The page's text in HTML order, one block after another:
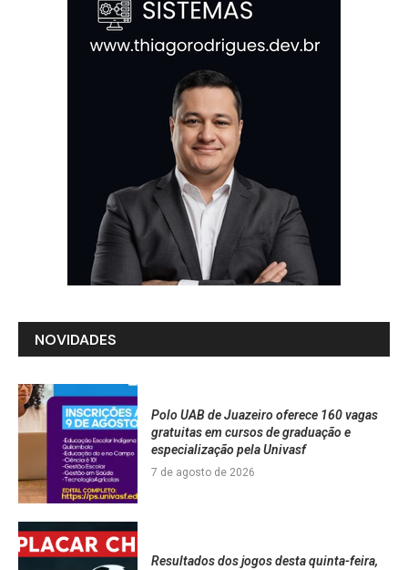
NOVIDADES
Polo UAB de Juazeiro oferece 160 vagas
gratuitas em cursos de graduação e
especialização pela Univasf
7 de agosto de 2026
Resultados dos jogos desta quinta-feira,